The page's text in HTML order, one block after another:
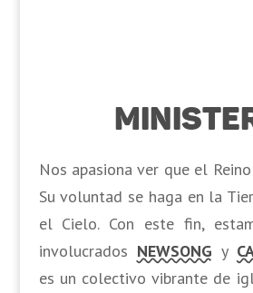
Nos apasiona ver que el
Su voluntad se haga en la
el Cielo. Con este fin,
involucrados NEWSONG y
es un colectivo vibrante de